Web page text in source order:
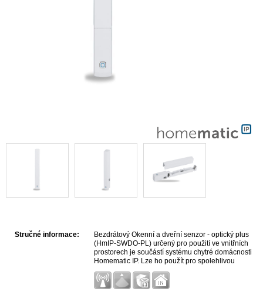
Stručné informace:
Bezdrátový Okenní a dveřní senzor - optický plus
(HmIP-SWDO-PL) určený pro použití ve vnitřních
prostorech je součástí systému chytré domácnosti
Homematic IP. Lze ho použít pro spolehlivou
ochranu všech typů oken a dveří prostřednictvím
optické technologie na principu infračervené
světelné bariéry.